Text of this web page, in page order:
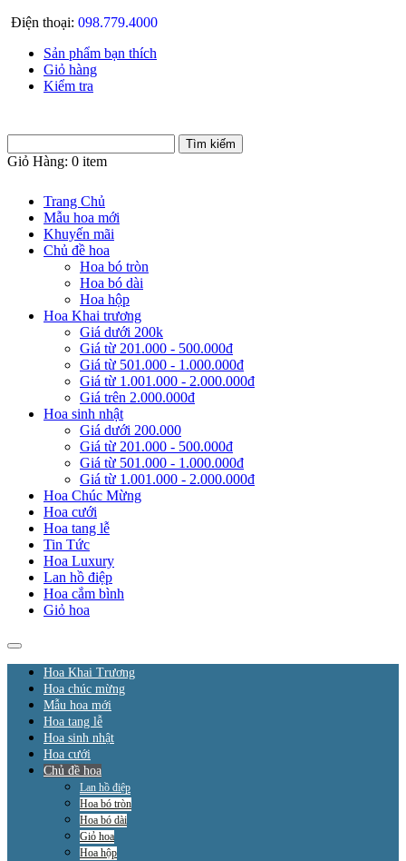
Điện thoại: 098.779.4000
Sản phẩm bạn thích
Giỏ hàng
Kiểm tra
Giỏ Hàng: 0 item
Trang Chủ
Mẫu hoa mới
Khuyến mãi
Chủ đề hoa
Hoa bó tròn
Hoa bó dài
Hoa hộp
Hoa Khai trương
Giá dưới 200k
Giá từ 201.000 - 500.000đ
Giá từ 501.000 - 1.000.000đ
Giá từ 1.001.000 - 2.000.000đ
Giá trên 2.000.000đ
Hoa sinh nhật
Giá dưới 200.000
Giá từ 201.000 - 500.000đ
Giá từ 501.000 - 1.000.000đ
Giá từ 1.001.000 - 2.000.000đ
Hoa Chúc Mừng
Hoa cưới
Hoa tang lễ
Tin Tức
Hoa Luxury
Lan hồ điệp
Hoa cắm bình
Giỏ hoa
Hoa Khai Trương
Hoa chúc mừng
Mẫu hoa mới
Hoa tang lễ
Hoa sinh nhật
Hoa cưới
Chủ đề hoa
Lan hồ điệp
Hoa bó tròn
Hoa bó dài
Giỏ hoa
Hoa hộp